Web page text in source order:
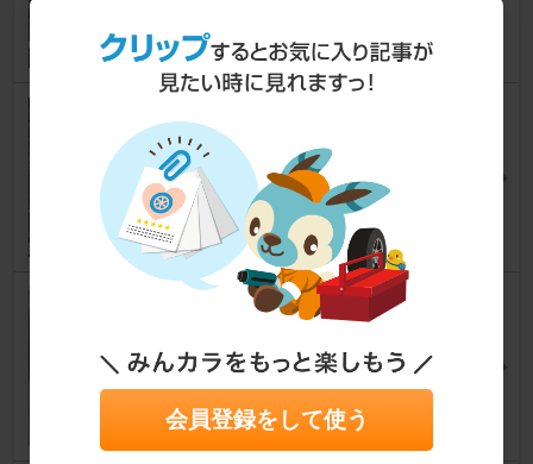
レガシィツーリングワゴン
funk&soul-2さん
0
バッテリー交換
ヴァルキリィさん
会員登録をして使う